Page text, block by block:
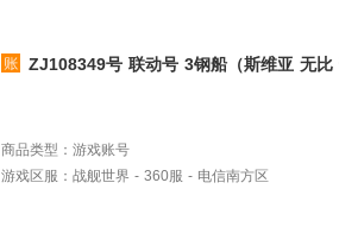
ZJ108349号 联动号 3钢船（斯维亚 无比 普利茅斯） 战舰世界国服360账号
商品类型：游戏账号
游戏区服：战舰世界 - 360服 - 电信南方区